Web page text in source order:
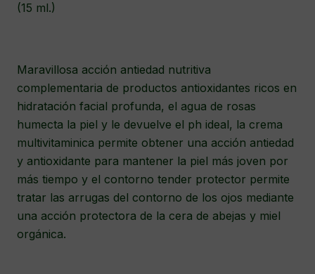
(15 ml.)
Maravillosa acción antiedad nutritiva
complementaria de productos antioxidantes ricos en
hidratación facial profunda, el agua de rosas
humecta la piel y le devuelve el ph ideal, la crema
multivitaminica permite obtener una acción antiedad
y antioxidante para mantener la piel más joven por
más tiempo y el contorno tender protector permite
tratar las arrugas del contorno de los ojos mediante
una acción protectora de la cera de abejas y miel
orgánica.